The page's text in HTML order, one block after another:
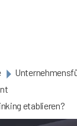
etablieren?